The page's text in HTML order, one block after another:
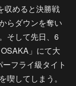
収めると決勝戦
らダウンを奪い
そして先日、6
」にて大
フライ級タイト
喫してしまう。